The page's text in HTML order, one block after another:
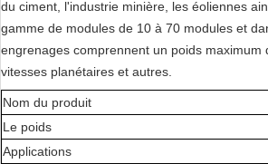
du ciment, l'industrie minière, les éoliennes
gamme de modules de 10 à 70 modules et
engrenages comprennent un poids
vitesses planétaires et autres.
Nom du produit
Le poids
Applications